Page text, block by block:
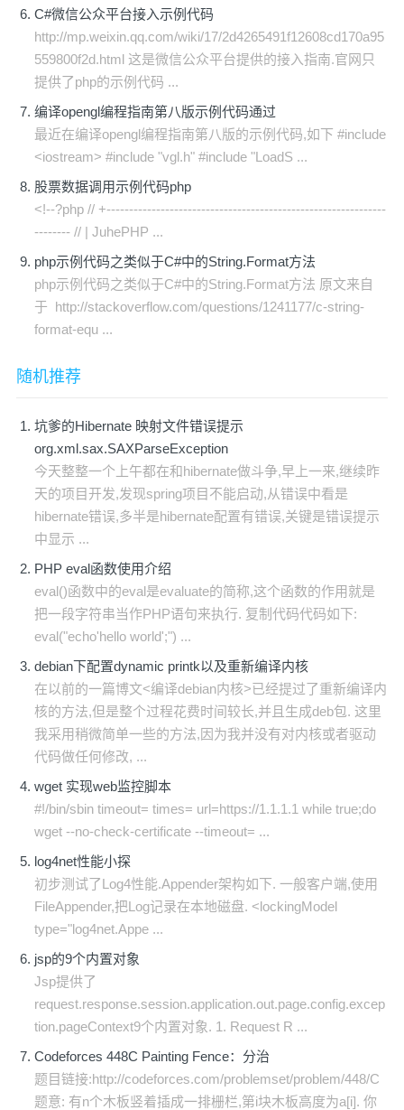
C#微信公众平台接入示例代码
http://mp.weixin.qq.com/wiki/17/2d4265491f12608cd170a95
559800f2d.html 这是微信公众平台提供的接入指南.官网只
提供了php的示例代码 ...
编译opengl编程指南第八版示例代码通过
最近在编译opengl编程指南第八版的示例代码,如下 #include
<iostream> #include "vgl.h" #include "LoadS ...
股票数据调用示例代码php
<!--?php // +--------------------------------------------------------------
-------- // | JuhePHP ...
php示例代码之类似于C#中的String.Format方法
php示例代码之类似于C#中的String.Format方法 原文来自
于 http://stackoverflow.com/questions/1241177/c-string-
format-equ ...
随机推荐
坑爹的Hibernate 映射文件错误提示
org.xml.sax.SAXParseException
今天整整一个上午都在和hibernate做斗争,早上一来,继续昨
天的项目开发,发现spring项目不能启动,从错误中看是
hibernate错误,多半是hibernate配置有错误,关键是错误提示
中显示 ...
PHP eval函数使用介绍
eval()函数中的eval是evaluate的简称,这个函数的作用就是
把一段字符串当作PHP语句来执行. 复制代码代码如下:
eval("echo'hello world';") ...
debian下配置dynamic printk以及重新编译内核
在以前的一篇博文<编译debian内核>已经提过了重新编译内
核的方法,但是整个过程花费时间较长,并且生成deb包. 这里
我采用稍微简单一些的方法,因为我并没有对内核或者驱动
代码做任何修改, ...
wget 实现web监控脚本
#!/bin/sbin timeout= times= url=https://1.1.1.1 while true;do
wget --no-check-certificate --timeout= ...
log4net性能小探
初步测试了Log4性能.Appender架构如下. 一般客户端,使用
FileAppender,把Log记录在本地磁盘. <lockingModel
type="log4net.Appe ...
jsp的9个内置对象
Jsp提供了
request.response.session.application.out.page.config.excep
tion.pageContext9个内置对象. 1. Request R ...
Codeforces 448C Painting Fence：分治
题目链接:http://codeforces.com/problemset/problem/448/C
题意: 有n个木板竖着插成一排栅栏,第i块木板高度为a[i]. 你